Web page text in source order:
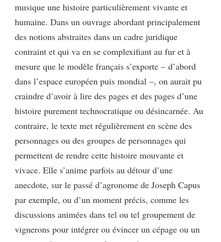
musique une histoire particulièrement vivante et
humaine. Dans un ouvrage abordant principalement
des notions abstraites dans un cadre juridique
contraint et qui va en se complexifiant au fur et à
mesure que le modèle français s’exporte – d’abord
dans l’espace européen puis mondial –, on aurait pu
craindre d’avoir à lire des pages et des pages d’une
histoire purement technocratique ou désincarnée. Au
contraire, le texte met régulièrement en scène des
personnages ou des groupes de personnages qui
permettent de rendre cette histoire mouvante et
vivace. Elle s’anime parfois au détour d’une
anecdote, sur le passé d’agronome de Joseph Capus
par exemple, ou d’un moment précis, comme les
discussions animées dans tel ou tel groupement de
vignerons pour intégrer ou évincer un cépage ou un